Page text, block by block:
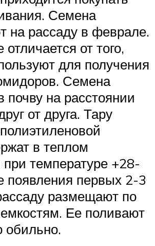
Семена
на рассаду в феврале.
от того,
для получения
Семена
на расстоянии
от друга. Тару
в теплом
температуре +28-
появления первых 2-3
размещают по
Ее поливают
обильно.